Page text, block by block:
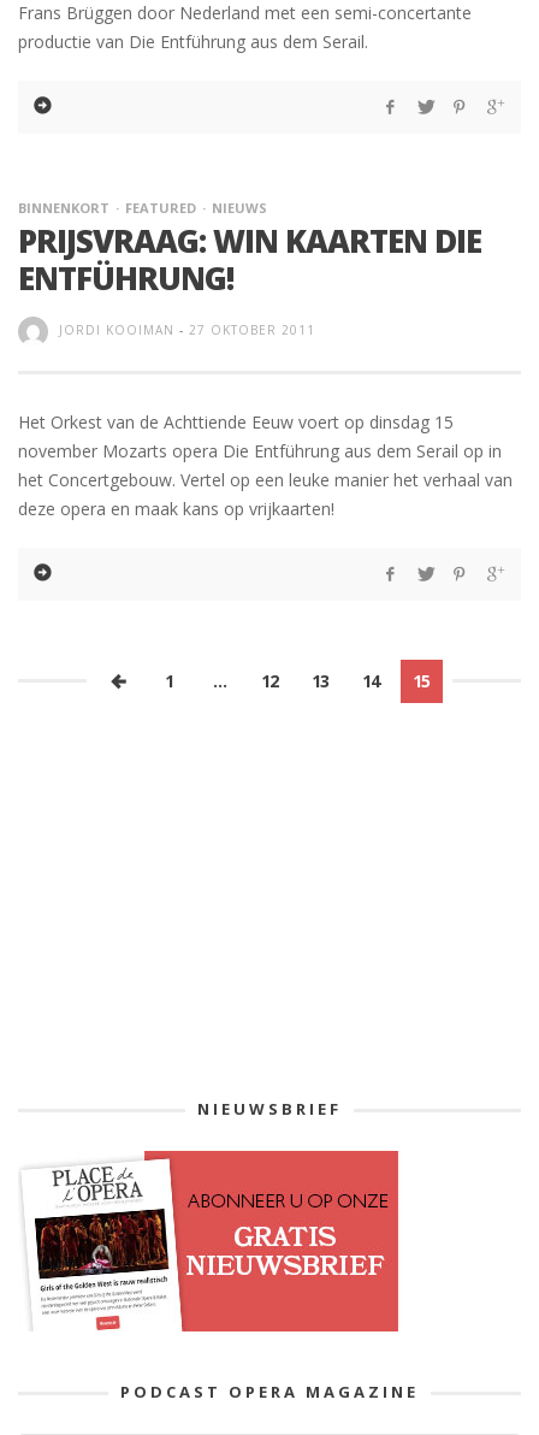
Frans Brüggen door Nederland met een semi-concertante
productie van Die Entführung aus dem Serail.
BINNENKORT FEATURED NIEUWS
PRIJSVRAAG: WIN KAARTEN DIE
ENTFÜHRUNG!
JORDI KOOIMAN - 27 OKTOBER 2011
Het Orkest van de Achttiende Eeuw voert op dinsdag 15
november Mozarts opera Die Entführung aus dem Serail op in
het Concertgebouw. Vertel op een leuke manier het verhaal van
deze opera en maak kans op vrijkaarten!
1 … 12 13 14 15
NIEUWSBRIEF
PODCAST OPERA MAGAZINE